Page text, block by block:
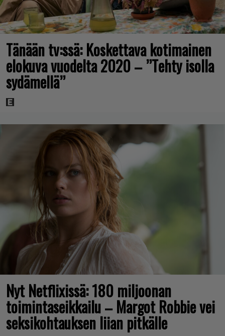
Tänään tv:ssä: Koskettava kotimainen
elokuva vuodelta 2020 – ”Tehty isolla
sydämellä”
Nyt Netflixissä: 180 miljoonan
toimintaseikkailu – Margot Robbie vei
seksikohtauksen liian pitkälle